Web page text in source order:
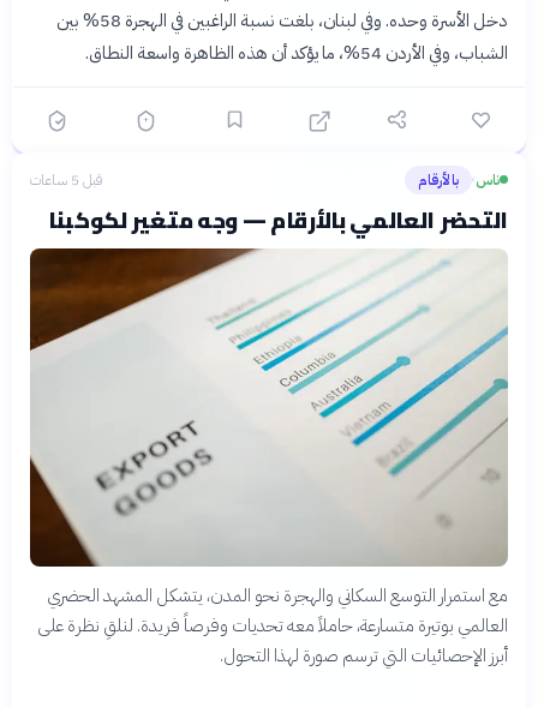
دخل الأسرة وحده. وفي لبنان، بلغت نسبة الراغبين في الهجرة 58% بين
الشباب، وفي الأردن 54%، ما يؤكد أن هذه الظاهرة واسعة النطاق.
ناس› بالأرقام قبل 5 ساعات
التحضر العالمي بالأرقام — وجه متغير لكوكبنا
مع استمرار التوسع السكاني والهجرة نحو المدن، يتشكل المشهد الحضري
العالمي بوتيرة متسارعة، حاملاً معه تحديات وفرصاً فريدة. لنلقِ نظرة على
أبرز الإحصائيات التي ترسم صورة لهذا التحول.